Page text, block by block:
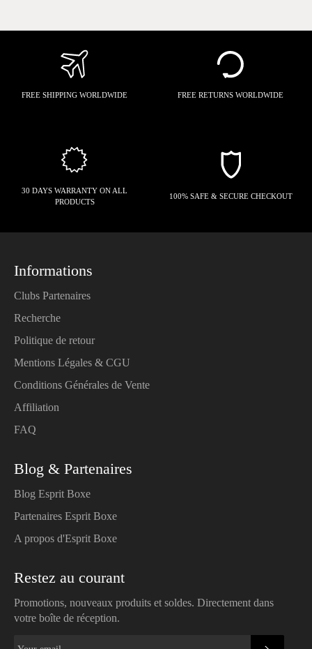
FREE SHIPPING WORLDWIDE FREE RETURNS WORLDWIDE
30 DAYS WARRANTY ON ALL
PRODUCTS
100% SAFE & SECURE CHECKOUT
Informations
Clubs Partenaires
Recherche
Politique de retour
Mentions Légales & CGU
Conditions Générales de Vente
Affiliation
FAQ
Blog & Partenaires
Blog Esprit Boxe
Partenaires Esprit Boxe
A propos d'Esprit Boxe
Restez au courant
Promotions, nouveaux produits et soldes. Directement dans
votre boîte de réception.